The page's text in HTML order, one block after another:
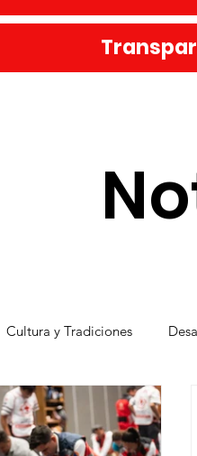
Cultura y Tradiciones
Vivienda Bienestar y